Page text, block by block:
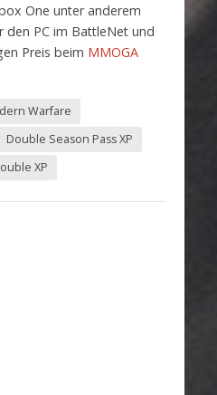
One unter anderem
den PC im BattleNet und
Preis beim MMOGA
Warfare
Double Season Pass XP
XP